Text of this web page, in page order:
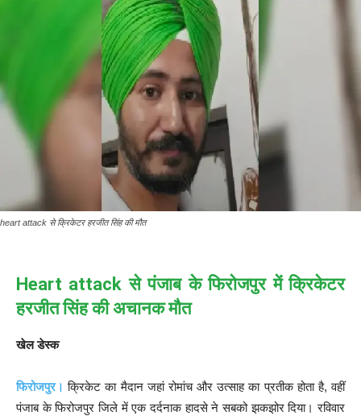
heart attack से क्रिकेटर हरजीत सिंह की मौत
Heart attack से पंजाब के फिरोजपुर में क्रिकेटर
हरजीत सिंह की अचानक मौत
खेल डेस्क
फिरोजपुर। क्रिकेट का मैदान जहां रोमांच और उत्साह का प्रतीक होता है, वहीं
पंजाब के फिरोजपुर जिले में एक दर्दनाक हादसे ने सबको झकझोर दिया। रविवार